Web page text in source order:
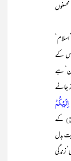
اس کے
ہے
جانے
کے
بدل
زندگی